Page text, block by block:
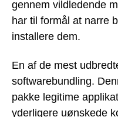
gennem vildledende
har til formål at narre
installere dem.
En af de mest
softwarebundling.
pakke legitime
yderligere uønskede